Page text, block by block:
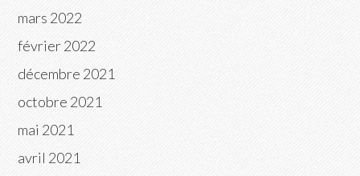
mars 2022
février 2022
décembre 2021
octobre 2021
mai 2021
avril 2021